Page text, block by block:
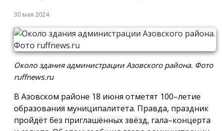
30 мая 2024
Около здания администрации Азовского района. Фото
ruffnews.ru
В Азовском районе 18 июня отметят 100–летие
образования муниципалитета. Правда, праздник
пройдёт без приглашённых звёзд, гала–концерта